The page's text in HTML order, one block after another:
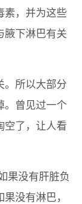
素，并为这些
腋下淋巴有关
。所以大部分
。曾见过一个
空了，让人看
果没有肝脏负
没有淋巴，